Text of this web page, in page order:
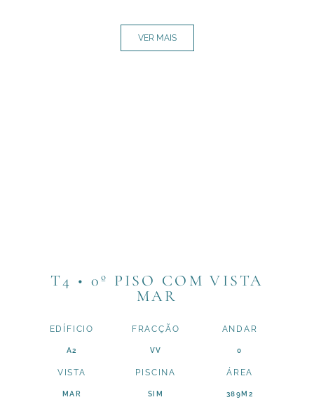
VER MAIS
T4 • 0º PISO COM VISTA
MAR
EDÍFICIO
A2
FRACÇÃO
VV
ANDAR
0
VISTA
MAR
PISCINA
SIM
ÁREA
389M2